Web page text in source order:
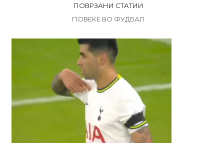
ПОВРЗАНИ СТАТИИ
ПОВЕЌЕ ВО ФУДБАЛ